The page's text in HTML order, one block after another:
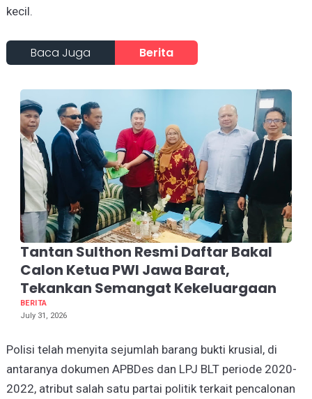
kecil.
Baca Juga Berita
Tantan Sulthon Resmi Daftar Bakal
Calon Ketua PWI Jawa Barat,
Tekankan Semangat Kekeluargaan
BERITA
July 31, 2026
Polisi telah menyita sejumlah barang bukti krusial, di
antaranya dokumen APBDes dan LPJ BLT periode 2020-
2022, atribut salah satu partai politik terkait pencalonan